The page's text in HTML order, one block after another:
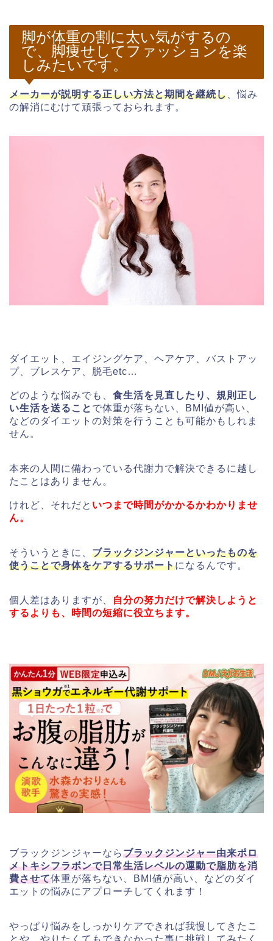
脚が体重の割に太い気がするの
で、脚痩せしてファッションを楽
しみたいです。
メーカーが説明する正しい方法と期間を継続し 、悩み
の解消にむけて頑張っておられます。
ダイエット、エイジングケア、ヘアケア、バストアッ
プ、ブレスケア、脱毛etc…
どのような悩みでも、 食生活を見直したり、規則正し
い生活を送ること で体重が落ちない、BMI値が高い、
などのダイエットの対策を行うことも可能かもしれま
せん。
本来の人間に備わっている代謝力で解決できるに越し
たことはありません。
けれど、それだと いつまで時間がかかるかわかりませ
ん。
そういうときに、 ブラックジンジャーといったものを
使うことで身体をケアするサポートになるんです。
個人差はありますが、
自分の努力だけで解決しようと
するよりも、時間の短縮に役立ちます。
ブラックジンジャーならブラックジンジャー由来ポロ
メトキシフラボンで日常生活レベルの運動で脂肪を消
費させて体重が落ちない、BMI値が高い、などのダイ
エットの悩みにアプローチしてくれます！
やっぱり悩みをしっかりケアできれば我慢してきたこ
とや、やりたくてもできなかった事に挑戦してみたく